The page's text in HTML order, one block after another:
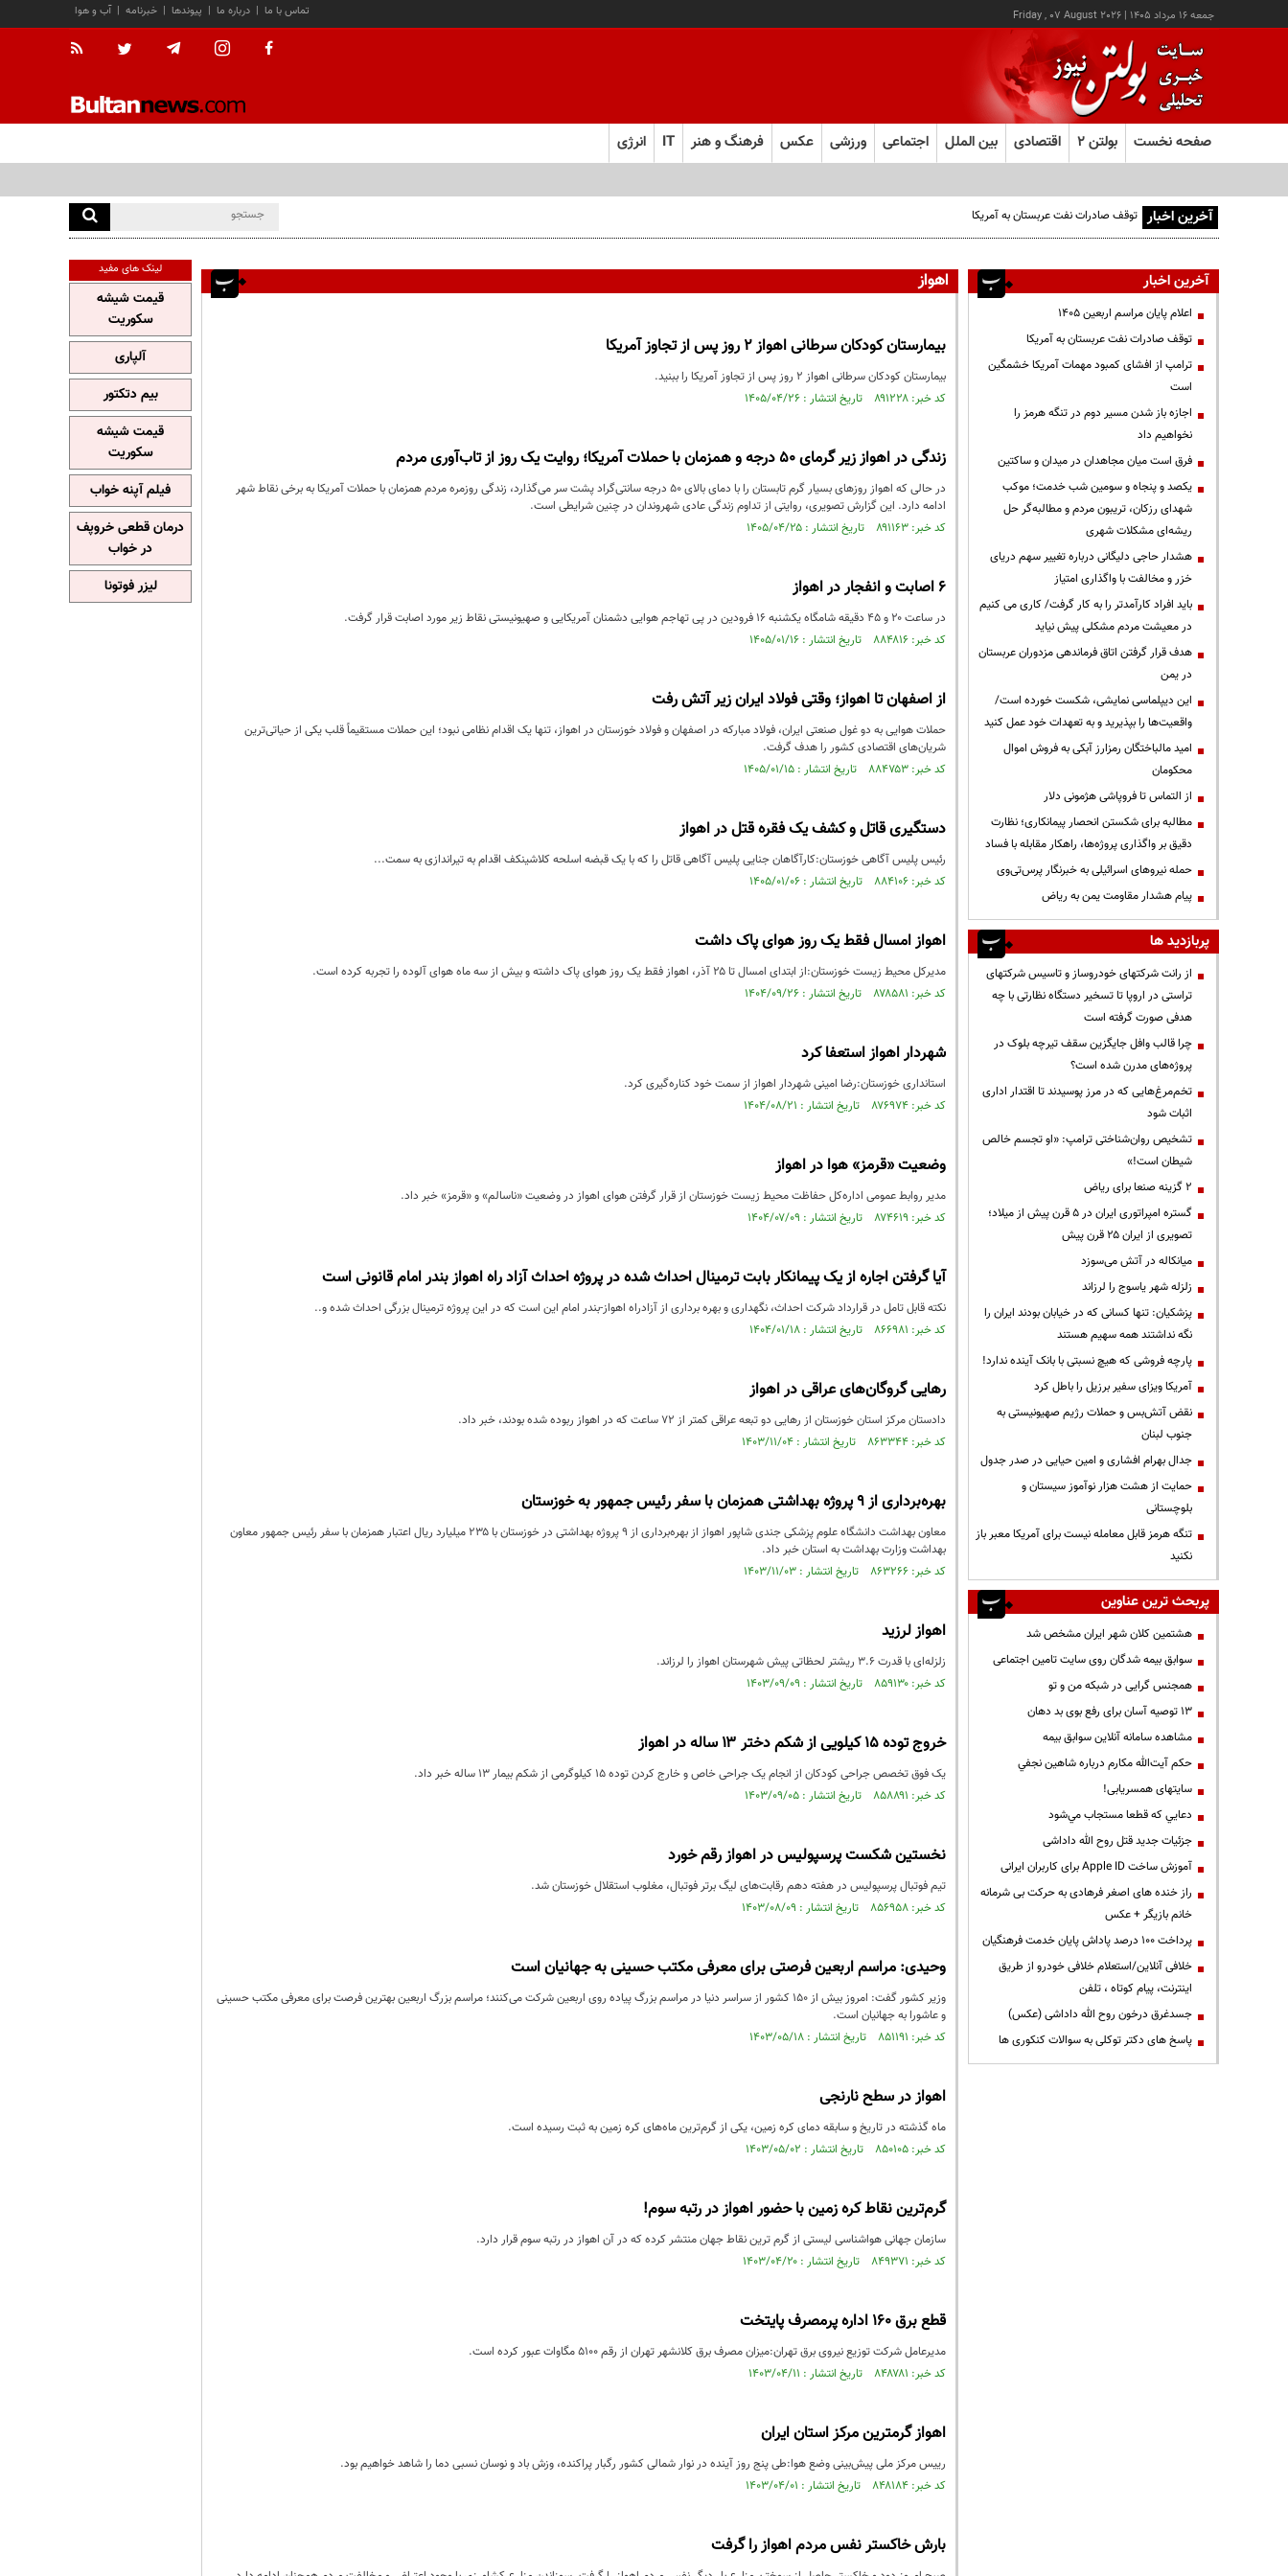
جمعه ۱۶ مرداد ۱۴۰۵ |
Friday , 07 August 2026 آب و هوا | خبرنامه | پیوندها | درباره ما | تماس با ما
صفحه نخست بولتن ۲ اقتصادی بین الملل اجتماعی ورزشی عکس فرهنگ و هنر IT انرژی
آخرین اخبار توقف صادرات نفت عربستان به آمریکا
اهواز
بیمارستان کودکان سرطانی اهواز ۲ روز پس از تجاوز آمریکا
بیمارستان کودکان سرطانی اهواز ۲ روز پس از تجاوز آمریکا را ببنید.
کد خبر: ۸۹۱۲۲۸ تاریخ انتشار : ۱۴۰۵/۰۴/۲۶
زندگی در اهواز زیر گرمای ۵۰ درجه و همزمان با حملات آمریکا؛ روایت یک روز از تاب‌آوری مردم
در حالی که اهواز روزهای بسیار گرم تابستان را با دمای بالای ۵۰ درجه سانتی‌گراد پشت سر می‌گذارد، زندگی روزمره مردم همزمان با حملات آمریکا به برخی نقاط شهر
ادامه دارد. این گزارش تصویری، روایتی از تداوم زندگی عادی شهروندان در چنین شرایطی است.
کد خبر: ۸۹۱۱۶۳ تاریخ انتشار : ۱۴۰۵/۰۴/۲۵
۶ اصابت و انفجار در اهواز
در ساعت ۲۰ و ۴۵ دقیقه شامگاه یکشنبه ۱۶ فرودین در پی تهاجم هوایی دشمنان آمریکایی و صهیونیستی نقاط زیر مورد اصابت قرار گرفت.
کد خبر: ۸۸۴۸۱۶ تاریخ انتشار : ۱۴۰۵/۰۱/۱۶
از اصفهان تا اهواز؛ وقتی فولاد ایران زیر آتش رفت
حملات هوایی به دو غول صنعتی ایران، فولاد مبارکه در اصفهان و فولاد خوزستان در اهواز، تنها یک اقدام نظامی نبود؛ این حملات مستقیماً قلب یکی از حیاتی‌ترین
شریان‌های اقتصادی کشور را هدف گرفت.
کد خبر: ۸۸۴۷۵۳ تاریخ انتشار : ۱۴۰۵/۰۱/۱۵
دستگیری قاتل و کشف یک فقره قتل در اهواز
رئیس پلیس آگاهی خوزستان:کارآگاهان جنایی پلیس آگاهی قاتل را که با یک قبضه اسلحه کلاشینکف اقدام به تیراندازی به سمت...
کد خبر: ۸۸۴۱۰۶ تاریخ انتشار : ۱۴۰۵/۰۱/۰۶
اهواز امسال فقط یک روز هوای پاک داشت
مدیرکل محیط زیست خوزستان:از ابتدای امسال تا ۲۵ آذر، اهواز فقط یک روز هوای پاک داشته و بیش از سه ماه هوای آلوده را تجربه کرده است.
کد خبر: ۸۷۸۵۸۱ تاریخ انتشار : ۱۴۰۴/۰۹/۲۶
شهردار اهواز استعفا کرد
استانداری خوزستان:رضا امینی شهردار اهواز از سمت خود کناره‌گیری کرد.
کد خبر: ۸۷۶۹۷۴ تاریخ انتشار : ۱۴۰۴/۰۸/۲۱
وضعیت «قرمز» هوا در اهواز
مدیر روابط عمومی اداره‌کل حفاظت محیط زیست خوزستان از قرار گرفتن هوای اهواز در وضعیت «ناسالم» و «قرمز» خبر داد.
کد خبر: ۸۷۴۶۱۹ تاریخ انتشار : ۱۴۰۴/۰۷/۰۹
آیا گرفتن اجاره از یک پیمانکار بابت ترمینال احداث شده در پروژه احداث آزاد راه اهواز بندر امام قانونی است
نکته قابل تامل در قرارداد شرکت احداث، نگهداری و بهره برداری از آزادراه اهواز-بندر امام این است که در این پروژه ترمینال بزرگی احداث شده و..
کد خبر: ۸۶۶۹۸۱ تاریخ انتشار : ۱۴۰۴/۰۱/۱۸
رهایی گروگان‌های عراقی در اهواز
دادستان مرکز استان خوزستان از رهایی دو تبعه عراقی کمتر از ۷۲ ساعت که در اهواز ربوده شده بودند، خبر داد.
کد خبر: ۸۶۳۳۴۴ تاریخ انتشار : ۱۴۰۳/۱۱/۰۴
بهره‌برداری از ۹ پروژه بهداشتی همزمان با سفر رئیس جمهور به خوزستان
معاون بهداشت دانشگاه علوم پزشکی جندی شاپور اهواز از بهره‌برداری از ۹ پروژه بهداشتی در خوزستان با ۲۳۵ میلیارد ریال اعتبار همزمان با سفر رئیس جمهور معاون
بهداشت وزارت بهداشت به استان خبر داد.
کد خبر: ۸۶۳۲۶۶ تاریخ انتشار : ۱۴۰۳/۱۱/۰۳
اهواز لرزید
زلزله‌ای با قدرت ۳.۶ ریشتر لحظاتی پیش شهرستان اهواز را لرزاند.
کد خبر: ۸۵۹۱۳۰ تاریخ انتشار : ۱۴۰۳/۰۹/۰۹
خروج توده ۱۵ کیلویی از شکم دختر ۱۳ ساله در اهواز
یک فوق تخصص جراحی کودکان از انجام یک جراحی خاص و خارج کردن توده ۱۵ کیلوگرمی از شکم بیمار ۱۳ ساله خبر داد.
کد خبر: ۸۵۸۸۹۱ تاریخ انتشار : ۱۴۰۳/۰۹/۰۵
نخستین شکست پرسپولیس در اهواز رقم خورد
تیم فوتبال پرسپولیس در هفته دهم رقابت‌های لیگ برتر فوتبال، مغلوب استقلال خوزستان شد.
کد خبر: ۸۵۶۹۵۸ تاریخ انتشار : ۱۴۰۳/۰۸/۰۹
وحیدی: مراسم اربعین فرصتی برای معرفی مکتب حسینی به جهانیان است
وزیر کشور گفت: امروز بیش از ۱۵۰ کشور از سراسر دنیا در مراسم بزرگ پیاده روی اربعین شرکت می‌کنند؛ مراسم بزرگ اربعین بهترین فرصت برای معرفی مکتب حسینی
و عاشورا به جهانیان است.
کد خبر: ۸۵۱۱۹۱ تاریخ انتشار : ۱۴۰۳/۰۵/۱۸
اهواز در سطح نارنجی
ماه گذشته در تاریخ و سابقه دمای کره زمین، یکی از گرم‌ترین ماه‌های کره زمین به ثبت رسیده است.
کد خبر: ۸۵۰۱۰۵ تاریخ انتشار : ۱۴۰۳/۰۵/۰۲
گرم‌ترین نقاط کره ‌زمین با حضور اهواز در رتبه سوم!
سازمان جهانی هواشناسی لیستی از گرم ترین نقاط جهان منتشر کرده که در آن اهواز در رتبه سوم قرار دارد.
کد خبر: ۸۴۹۳۷۱ تاریخ انتشار : ۱۴۰۳/۰۴/۲۰
قطع برق ۱۶۰ اداره پرمصرف پایتخت
مدیرعامل شرکت توزیع نیروی برق تهران:میزان مصرف برق کلانشهر تهران از رقم ۵۱۰۰ مگاوات عبور کرده است.
کد خبر: ۸۴۸۷۸۱ تاریخ انتشار : ۱۴۰۳/۰۴/۱۱
اهواز گرمترین مرکز استان ایران
رییس مرکز ملی پیش‌بینی وضع هوا:طی پنج روز آینده در نوار شمالی کشور رگبار پراکنده، وزش باد و نوسان نسبی دما را شاهد خواهیم‌ بود.
کد خبر: ۸۴۸۱۸۴ تاریخ انتشار : ۱۴۰۳/۰۴/۰۱
بارش خاکستر نفس مردم اهواز را گرفت
آخرین اخبار
اعلام پایان مراسم اربعین ۱۴۰۵
توقف صادرات نفت عربستان به آمریکا
ترامپ از افشای کمبود مهمات آمریکا خشمگین
است
اجازه باز شدن مسیر دوم در تنگه هرمز را
نخواهیم داد
فرق است میان مجاهدان در میدان و ساکتین
یکصد و پنجاه و سومین شب خدمت؛ موکب
شهدای رزکان، تریبون مردم و مطالبه‌گر حل
ریشه‌ای مشکلات شهری
هشدار حاجی دلیگانی درباره تغییر سهم دریای
خزر و مخالفت با واگذاری امتیاز
باید افراد کارآمدتر را به کار گرفت/ کاری می کنیم
در معیشت مردم مشکلی پیش نیاید
هدف قرار گرفتن اتاق‌ فرماندهی مزدوران عربستان
در یمن
این دیپلماسی نمایشی، شکست خورده است/
واقعیت‌ها را بپذیرید و به تعهدات خود عمل کنید
امید مالباختگان رمزارز آبکی به فروش اموال
محکومان
از التماس تا فروپاشی هژمونی دلار
مطالبه برای شکستن انحصار پیمانکاری؛ نظارت
دقیق بر واگذاری پروژه‌ها، راهکار مقابله با فساد
حمله نیروهای اسرائیلی به خبرنگار پرس‌تی‌وی
پیام هشدار مقاومت یمن به ریاض
پربازدید ها
از رانت‌ شرکتهای خودروساز و تاسیس شرکتهای
تراستی در اروپا تا تسخیر دستگاه نظارتی با چه
هدفی صورت گرفته است
چرا قالب وافل جایگزین سقف تیرچه بلوک در
پروژه‌های مدرن شده است؟
تخم‌مرغ‌هایی که در مرز پوسیدند تا اقتدار اداری
اثبات شود
تشخیص روان‌شناختی ترامپ: «او تجسم خالص
شیطان است!»
۲ گزینه صنعا برای ریاض
گستره امپراتوری ایران در ۵ قرن پیش از میلاد؛
تصویری از ایران ۲۵ قرن پیش
میانکاله در آتش می‌سوزد
زلزله شهر یاسوج را لرزاند
پزشکیان: تنها کسانی که در خیابان بودند ایران را
نگه نداشتند همه سهیم هستند
پارچه فروشی که هیچ نسبتی با بانک آینده ندارد!
آمریکا ویزای سفیر برزیل را باطل کرد
نقض آتش‌بس و حملات رژیم صهیونیستی به
جنوب لبنان
جدال بهرام افشاری و امین حیایی در صدر جدول
حمایت از هشت هزار نوآموز سیستان و
بلوچستانی
تنگه هرمز قابل معامله نیست برای آمریکا معبر باز
نکنید
پربحث ترین عناوین
هشتمین کلان شهر ایران مشخص شد
سوابق بیمه شدگان روی سایت تامین اجتماعی
همجنس گرایی در شبکه من و تو
13 توصیه آسان برای رفع بوی بد دهان
مشاهده سامانه آنلاين سوابق بیمه
حكم آيت‌الله مكارم درباره شاهين نجفي
سایتهای همسریابی!
دعايي كه قطعا مستجاب مي‌شود
جزئیات جدید قتل روح الله داداشی
آموزش ساخت Apple ID برای کاربران ایرانی
راز خنده های اصغر فرهادی به حرکت بی شرمانه
خانم بازیگر + عکس
پرداخت ۱۰۰ درصد پاداش پایان خدمت فرهنگیان
خلافی آنلاین/استعلام خلافی خودرو از طریق
اینترنت، پیام کوتاه ، تلفن
جسدغرق درخون روح الله داداشی (عکس)
پاسخ های دکتر توکلی به سوالات کنکوری ها
لینک های مفید
قیمت شیشه
سکوریت
آلپاری
بیم دتکتور
قیمت شیشه
سکوریت
فیلم آپنه خواب
درمان قطعی خروپف
در خواب
لیزر فوتونا